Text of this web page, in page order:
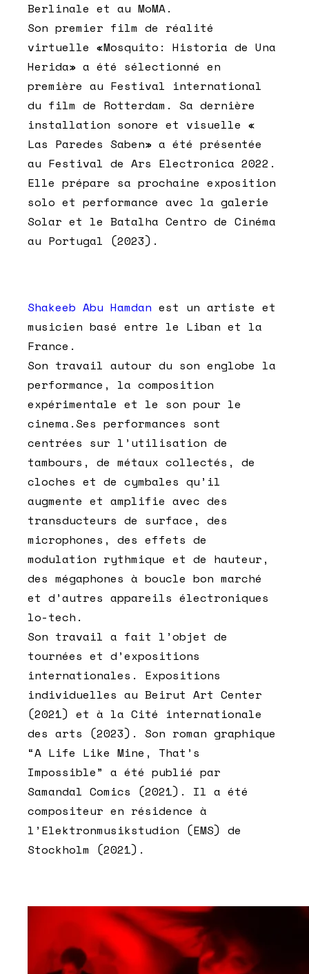
Berlinale et au MoMA.
Son premier film de réalité
virtuelle «Mosquito: Historia de Una
Herida» a été sélectionné en
première au Festival international
du film de Rotterdam. Sa dernière
installation sonore et visuelle «
Las Paredes Saben» a été présentée
au Festival de Ars Electronica 2022.
Elle prépare sa prochaine exposition
solo et performance avec la galerie
Solar et le Batalha Centro de Cinéma
au Portugal (2023).
Shakeeb Abu Hamdan est un artiste et
musicien basé entre le Liban et la
France.
Son travail autour du son englobe la
performance, la composition
expérimentale et le son pour le
cinema.Ses performances sont
centrées sur l’utilisation de
tambours, de métaux collectés, de
cloches et de cymbales qu’il
augmente et amplifie avec des
transducteurs de surface, des
microphones, des effets de
modulation rythmique et de hauteur,
des mégaphones à boucle bon marché
et d’autres appareils électroniques
lo-tech.
Son travail a fait l’objet de
tournées et d’expositions
internationales. Expositions
individuelles au Beirut Art Center
(2021) et à la Cité internationale
des arts (2023). Son roman graphique
“A Life Like Mine, That’s
Impossible” a été publié par
Samandal Comics (2021). Il a été
compositeur en résidence à
l’Elektronmusikstudion (EMS) de
Stockholm (2021).